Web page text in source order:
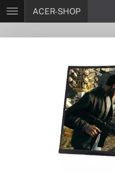
ACER-SHOP